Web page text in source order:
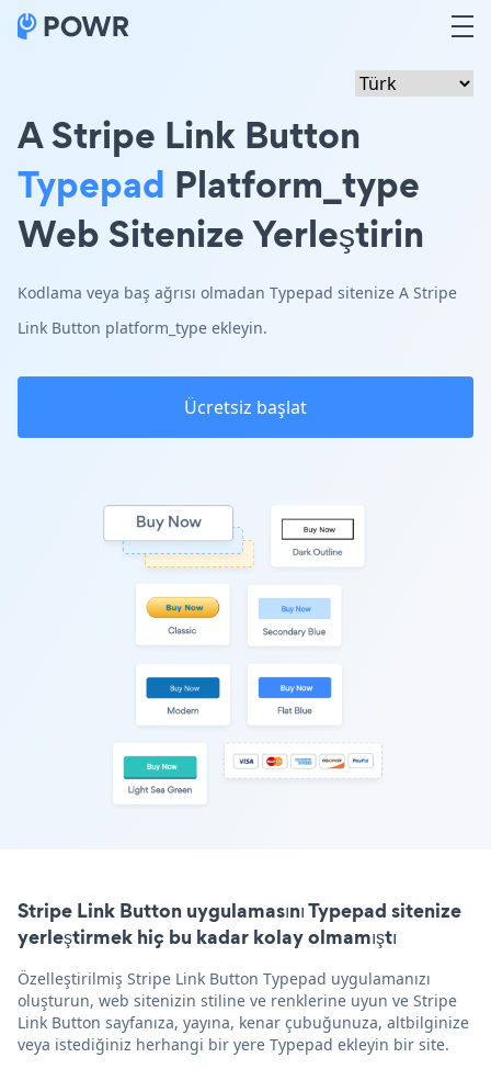
A Stripe Link Button
Typepad Platform_type
Web Sitenize Yerleştirin
Kodlama veya baş ağrısı olmadan Typepad sitenize A Stripe
Link Button platform_type ekleyin.
Ücretsiz başlat
Stripe Link Button uygulamasını Typepad sitenize
yerleştirmek hiç bu kadar kolay olmamıştı
Özelleştirilmiş Stripe Link Button Typepad uygulamanızı
oluşturun, web sitenizin stiline ve renklerine uyun ve Stripe
Link Button sayfanıza, yayına, kenar çubuğunuza, altbilginize
veya istediğiniz herhangi bir yere Typepad ekleyin bir site.